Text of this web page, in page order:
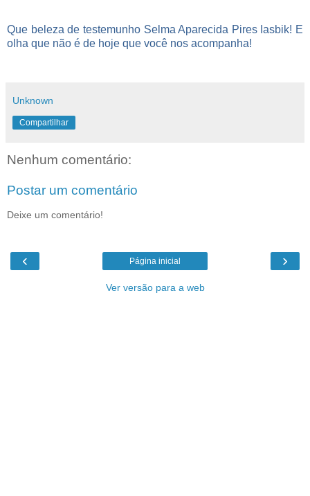
Que beleza de testemunho Selma Aparecida Pires Iasbik! E
olha que não é de hoje que você nos acompanha!
Unknown
Compartilhar
Nenhum comentário:
Postar um comentário
Deixe um comentário!
‹ ›
Página inicial
Ver versão para a web